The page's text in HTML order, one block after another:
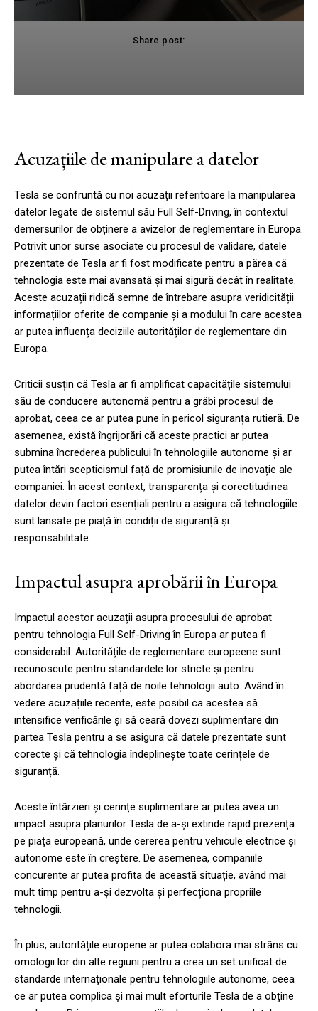
Share post:
Acuzațiile de manipulare a datelor
Tesla se confruntă cu noi acuzații referitoare la manipularea
datelor legate de sistemul său Full Self-Driving, în contextul
demersurilor de obținere a avizelor de reglementare în Europa.
Potrivit unor surse asociate cu procesul de validare, datele
prezentate de Tesla ar fi fost modificate pentru a părea că
tehnologia este mai avansată și mai sigură decât în realitate.
Aceste acuzații ridică semne de întrebare asupra veridicității
informațiilor oferite de companie și a modului în care acestea
ar putea influența deciziile autorităților de reglementare din
Europa.
Criticii susțin că Tesla ar fi amplificat capacitățile sistemului
său de conducere autonomă pentru a grăbi procesul de
aprobat, ceea ce ar putea pune în pericol siguranța rutieră. De
asemenea, există îngrijorări că aceste practici ar putea
submina încrederea publicului în tehnologiile autonome și ar
putea întări scepticismul față de promisiunile de inovație ale
companiei. În acest context, transparența și corectitudinea
datelor devin factori esențiali pentru a asigura că tehnologiile
sunt lansate pe piață în condiții de siguranță și
responsabilitate.
Impactul asupra aprobării în Europa
Impactul acestor acuzații asupra procesului de aprobat
pentru tehnologia Full Self-Driving în Europa ar putea fi
considerabil. Autoritățile de reglementare europeene sunt
recunoscute pentru standardele lor stricte și pentru
abordarea prudentă față de noile tehnologii auto. Având în
vedere acuzațiile recente, este posibil ca acestea să
intensifice verificările și să ceară dovezi suplimentare din
partea Tesla pentru a se asigura că datele prezentate sunt
corecte și că tehnologia îndeplinește toate cerințele de
siguranță.
Aceste întârzieri și cerințe suplimentare ar putea avea un
impact asupra planurilor Tesla de a-și extinde rapid prezența
pe piața europeană, unde cererea pentru vehicule electrice și
autonome este în creștere. De asemenea, companiile
concurente ar putea profita de această situație, având mai
mult timp pentru a-și dezvolta și perfecționa propriile
tehnologii.
În plus, autoritățile europene ar putea colabora mai strâns cu
omologii lor din alte regiuni pentru a crea un set unificat de
standarde internaționale pentru tehnologiile autonome, ceea
ce ar putea complica și mai mult eforturile Tesla de a obține